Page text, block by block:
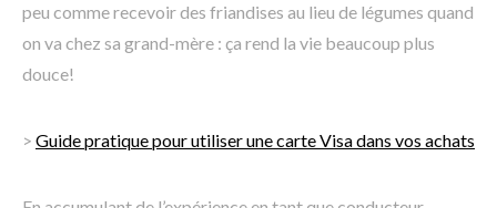
peu comme recevoir des friandises au lieu de légumes quand
on va chez sa grand-mère : ça rend la vie beaucoup plus
douce!
> Guide pratique pour utiliser une carte Visa dans vos achats